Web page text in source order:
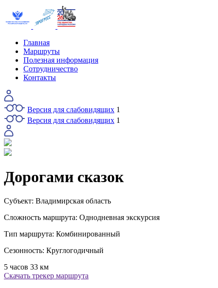
Главная
Маршруты
Полезная информация
Сотрудничество
Контакты
Версия для слабовидящих 1
Версия для слабовидящих 1
Дорогами сказок
Субъект: Владимирская область
Сложность маршрута: Однодневная экскурсия
Тип маршрута: Комбинированный
Сезонность: Круглогодичный
5 часов 33 км
Скачать трекер маршрута